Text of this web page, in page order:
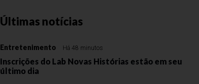
Últimas notícias
Entretenimento Há 48 minutos
Inscrições do Lab Novas Histórias estão em seu
último dia